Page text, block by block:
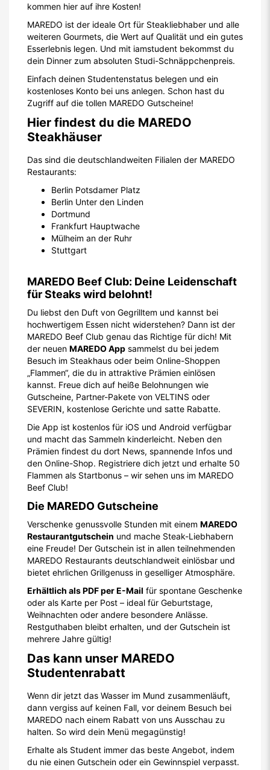
kommen hier auf ihre Kosten!
MAREDO ist der ideale Ort für Steakliebhaber und alle
weiteren Gourmets, die Wert auf Qualität und ein gutes
Esserlebnis legen. Und mit iamstudent bekommst du
dein Dinner zum absoluten Studi-Schnäppchenpreis.
Einfach deinen Studentenstatus belegen und ein
kostenloses Konto bei uns anlegen. Schon hast du
Zugriff auf die tollen MAREDO Gutscheine!
Hier findest du die MAREDO
Steakhäuser
Das sind die deutschlandweiten Filialen der MAREDO
Restaurants:
Berlin Potsdamer Platz
Berlin Unter den Linden
Dortmund
Frankfurt Hauptwache
Mülheim an der Ruhr
Stuttgart
MAREDO Beef Club: Deine Leidenschaft
für Steaks wird belohnt!
Du liebst den Duft von Gegrilltem und kannst bei
hochwertigem Essen nicht widerstehen? Dann ist der
MAREDO Beef Club genau das Richtige für dich! Mit
der neuen MAREDO App sammelst du bei jedem
Besuch im Steakhaus oder beim Online-Shoppen
„Flammen“, die du in attraktive Prämien einlösen
kannst. Freue dich auf heiße Belohnungen wie
Gutscheine, Partner-Pakete von VELTINS oder
SEVERIN, kostenlose Gerichte und satte Rabatte.
Die App ist kostenlos für iOS und Android verfügbar
und macht das Sammeln kinderleicht. Neben den
Prämien findest du dort News, spannende Infos und
den Online-Shop. Registriere dich jetzt und erhalte 50
Flammen als Startbonus – wir sehen uns im MAREDO
Beef Club!
Die MAREDO Gutscheine
Verschenke genussvolle Stunden mit einem MAREDO
Restaurantgutschein und mache Steak-Liebhabern
eine Freude! Der Gutschein ist in allen teilnehmenden
MAREDO Restaurants deutschlandweit einlösbar und
bietet ehrlichen Grillgenuss in geselliger Atmosphäre.
Erhältlich als PDF per E-Mail für spontane Geschenke
oder als Karte per Post – ideal für Geburtstage,
Weihnachten oder andere besondere Anlässe.
Restguthaben bleibt erhalten, und der Gutschein ist
mehrere Jahre gültig!
Das kann unser MAREDO
Studentenrabatt
Wenn dir jetzt das Wasser im Mund zusammenläuft,
dann vergiss auf keinen Fall, vor deinem Besuch bei
MAREDO nach einem Rabatt von uns Ausschau zu
halten. So wird dein Menü megagünstig!
Erhalte als Student immer das beste Angebot, indem
du nie einen Gutschein oder ein Gewinnspiel verpasst.